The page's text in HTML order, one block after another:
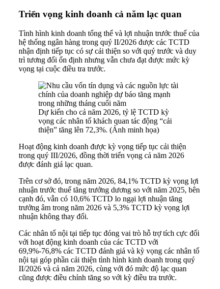
Triển vọng kinh doanh cả năm lạc quan
Tình hình kinh doanh tổng thể và lợi nhuận trước thuế của
hệ thống ngân hàng trong quý II/2026 được các TCTD
nhận định tiếp tục có sự cải thiện so với quý trước và duy
trì tương đối ổn định nhưng vẫn chưa đạt được mức kỳ
vọng tại cuộc điều tra trước.
Dự kiến cho cả năm 2026, tỷ lệ TCTD kỳ
vọng các nhân tố khách quan tác động “cải
thiện” tăng lên 72,3%. (Ảnh minh họa)
Hoạt động kinh doanh được kỳ vọng tiếp tục cải thiện
trong quý III/2026, đồng thời triển vọng cả năm 2026
được đánh giá lạc quan.
Trên cơ sở đó, trong năm 2026, 84,1% TCTD kỳ vọng lợi
nhuận trước thuế tăng trưởng dương so với năm 2025, bên
cạnh đó, vẫn có 10,6% TCTD lo ngại lợi nhuận tăng
trưởng âm trong năm 2026 và 5,3% TCTD kỳ vọng lợi
nhuận không thay đổi.
Các nhân tố nội tại tiếp tục đóng vai trò hỗ trợ tích cực đối
với hoạt động kinh doanh của các TCTD với
69,9%-76,8% các TCTD đánh giá và kỳ vọng các nhân tố
nội tại góp phần cải thiện tình hình kinh doanh trong quý
II/2026 và cả năm 2026, cùng với đó mức độ lạc quan
cũng được điều chỉnh tăng so với kỳ điều tra trước.